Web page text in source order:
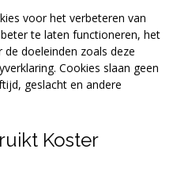
voor het verbeteren van
te laten functioneren, het
doeleinden zoals deze
Cookies slaan geen
geslacht en andere
Koster